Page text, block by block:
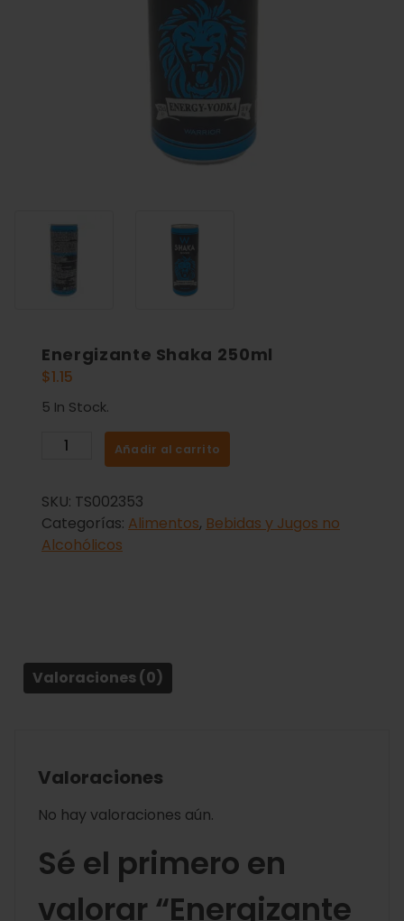
Energizante Shaka 250ml
$1.15
5 In Stock.
Añadir al carrito
SKU: TS002353
Categorías: Alimentos, Bebidas y Jugos no
Alcohólicos
Valoraciones (0)
Valoraciones
No hay valoraciones aún.
Sé el primero en
valorar “Energizante